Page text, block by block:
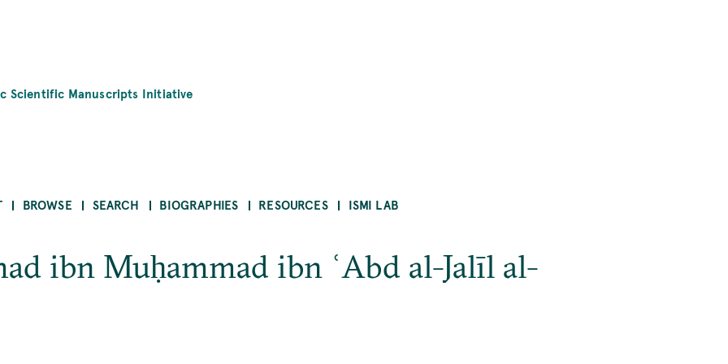
Scientific Manuscripts Initiative
BROWSE SEARCH BIOGRAPHIES RESOURCES ISMI LAB
ibn Muḥammad ibn ʿAbd al-Jalīl al-